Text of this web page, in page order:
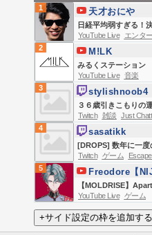
1
日経平均弱すぎる！
終盤戦！！電線こい
どうなる半導体メモ
は。え～普通に損切
皆さん今日もお仕事
い！お昼の後場寄り
放送！！
天才おにや
YouTube Live
エンタ
2
みるくステーション
M!LK
YouTube Live 音楽
3
３６歳引きこもりの
クス
stylishnoob4
Twitch 雑談 Just
4
[DROPS] 数年に一度
ーズン Escape From
sasatikk
Twitch ゲーム
5
【MOLDRISE】
Building Horror【
Freodore】
Freodore【
EN】
YouTube Live ゲーム